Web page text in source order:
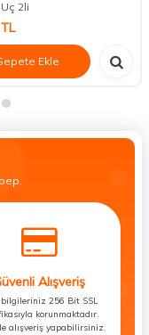
2li
Ekle
Alışveriş
bilgileriniz 256 Bit SSL
korunmaktadır.
alışveriş yapabilirsiniz.